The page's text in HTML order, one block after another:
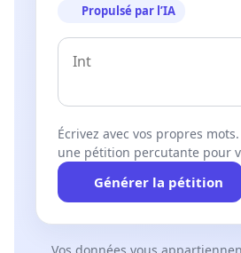
Propulsé par l’IA
Écrivez avec vos propres mots.
une pétition percutante pour
Générer la pétition